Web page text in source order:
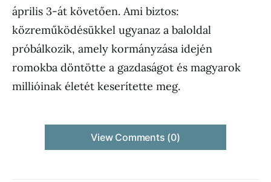
április 3-át követően. Ami biztos:
közreműködésükkel ugyanaz a baloldal
próbálkozik, amely kormányzása idején
romokba döntötte a gazdaságot és magyarok
millióinak életét keserítette meg.
View Comments (0)